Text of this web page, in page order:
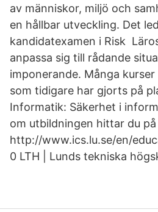
av människor, miljö och
en hållbar utveckling. Det
kandidatexamen i Risk
anpassa sig till rådande
imponerande. Många
som tidigare har gjorts på
Informatik: Säkerhet i
om utbildningen hittar du på
http://www.ics.lu.se/en/
0 LTH | Lunds tekniska